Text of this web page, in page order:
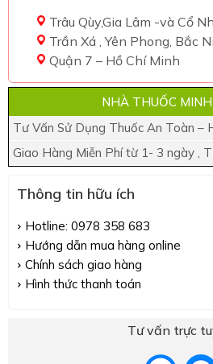
Trâu Qùy,Gia Lâm -và Cổ
Trần Xá , Yên Phong, Bắc
Quận 7 – Hồ Chí Minh
NHÀ THUỐC
Tư Vấn Sử Dụng Thuốc An Toàn –
Giao Hàng Miễn Phí từ 1- 3 ngày ,
Thông tin hữu ích
Hotline: 0978 358 683
Hướng dẫn mua hàng online
Chính sách giao hàng
Hình thức thanh toán
Tư vấn trực